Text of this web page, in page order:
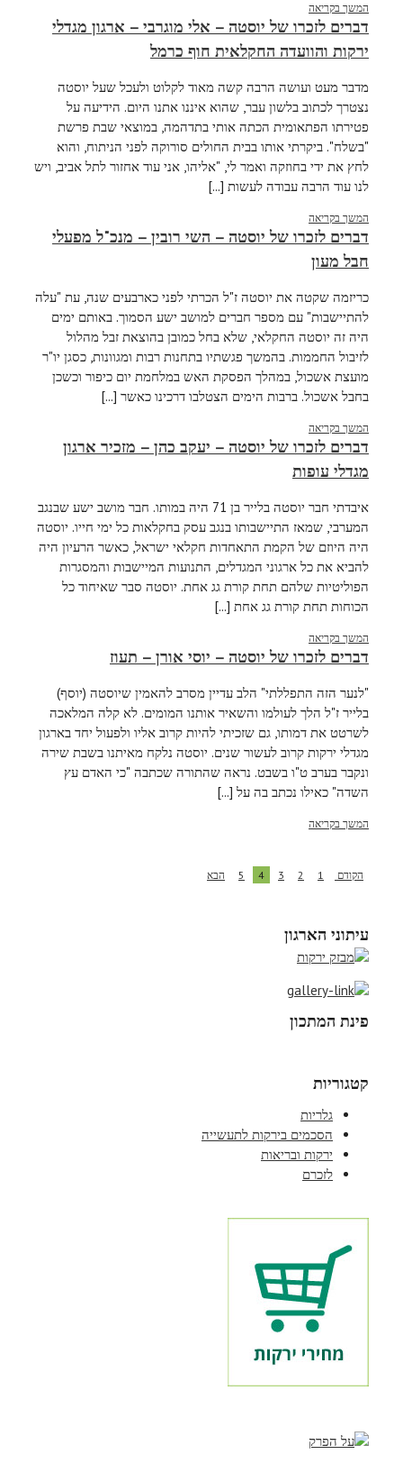
המשך בקריאה
דברים לזכרו של יוסטה – אלי מוגרבי – ארגון מגדלי
ירקות והוועדה החקלאית חוף כרמל
מדבר מעט ועושה הרבה קשה מאוד לקלוט ולעכל שעל יוסטה
נצטרך לכתוב בלשון עבר, שהוא איננו אתנו היום. הידיעה על
פטירתו הפתאומית הכתה אותי בתדהמה, במוצאי שבת פרשת
"בשלח". ביקרתי אותו בבית החולים סורוקה לפני הניתוח, והוא
לחץ את ידי בחוזקה ואמר לי, "אליהו, אני עוד אחזור לתל אביב, ויש
לנו עוד הרבה עבודה לעשות [...]
המשך בקריאה
דברים לזכרו של יוסטה – השי רובין – מנכ"ל מפעלי
חבל מעון
כריזמה שקטה את יוסטה ז"ל הכרתי לפני כארבעים שנה, עת "עלה
להתיישבות" עם מספר חברים למושב ישע הסמוך. באותם ימים
היה זה יוסטה החקלאי, שלא בחל כמובן בהוצאת זבל מהלול
לזיבול החממות. בהמשך פגשתיו בתחנות רבות ומגוונות, כסגן יו"ר
מועצת אשכול, במהלך הפסקת האש במלחמת יום כיפור וכשכן
בחבל אשכול. ברבות הימים הצטלבו דרכינו כאשר [...]
המשך בקריאה
דברים לזכרו של יוסטה – יעקב כהן – מזכיר ארגון
מגדלי עופות
איבדתי חבר יוסטה בלייר בן 71 היה במותו. חבר מושב ישע שבנגב
המערבי, שמאז התיישבותו בנגב עסק בחקלאות כל ימי חייו. יוסטה
היה היוזם של הקמת התאחדות חקלאי ישראל, כאשר הרעיון היה
להביא את כל ארגוני המגדלים, התנועות המיישבות והמסגרות
הפוליטיות שלהם תחת קורת גג אחת. יוסטה סבר שאיחוד כל
הכוחות תחת קורת גג אחת [...]
המשך בקריאה
דברים לזכרו של יוסטה – יוסי אורן – תעוז
"לנער הזה התפללתי" הלב עדיין מסרב להאמין שיוסטה (יוסף)
בלייר ז"ל הלך לעולמו והשאיר אותנו המומים. לא קלה המלאכה
לשרטט את דמותו, גם שזכיתי להיות קרוב אליו ולפעול יחד בארגון
מגדלי ירקות קרוב לעשור שנים. יוסטה נלקח מאיתנו בשבת שירה
ונקבר בערב ט"ו בשבט. נראה שהתורה שכתבה "כי האדם עץ
השדה" כאילו נכתב בה על [...]
המשך בקריאה
הקודם 1
2
3
4
5 הבא
עיתוני הארגון
פינת המתכון
קטגוריות
גלריות
הסכמים בירקות לתעשייה
ירקות ובריאות
לזכרם